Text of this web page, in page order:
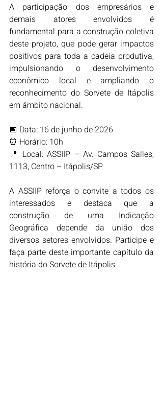
A participação dos empresários e
demais atores envolvidos é
fundamental para a construção coletiva
deste projeto, que pode gerar impactos
positivos para toda a cadeia produtiva,
impulsionando o desenvolvimento
econômico local e ampliando o
reconhecimento do Sorvete de Itápolis
em âmbito nacional.
📅 Data: 16 de junho de 2026
⏰ Horário: 10h
📍 Local: ASSIIP – Av. Campos Salles,
1113, Centro – Itápolis/SP
A ASSIIP reforça o convite a todos os
interessados e destaca que a
construção de uma Indicação
Geográfica depende da união dos
diversos setores envolvidos. Participe e
faça parte deste importante capítulo da
história do Sorvete de Itápolis.